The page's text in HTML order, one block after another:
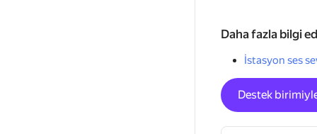
Daha fazla bilgi
İstasyon ses
Destek